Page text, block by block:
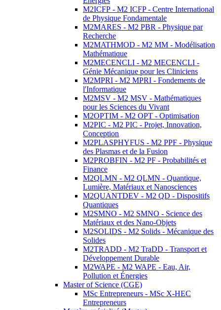
M2ICFP - M2 ICFP - Centre International
de Physique Fondamentale
M2MARES - M2 PBR - Physique par
Recherche
M2MATHMOD - M2 MM - Modélisation
Mathématique
M2MECENCLI - M2 MECENCLI -
Génie Mécanique pour les Cliniciens
M2MPRI - M2 MPRI - Fondements de
l'Informatique
M2MSV - M2 MSV - Mathématiques
pour les Sciences du Vivant
M2OPTIM - M2 OPT - Optimisation
M2PIC - M2 PIC - Projet, Innovation,
Conception
M2PLASPHYFUS - M2 PPF - Physique
des Plasmas et de la Fusion
M2PROBFIN - M2 PF - Probabilités et
Finance
M2QLMN - M2 QLMN - Quantique,
Lumière, Matériaux et Nanosciences
M2QUANTDEV - M2 QD - Dispositifs
Quantiques
M2SMNO - M2 SMNO - Science des
Matériaux et des Nano-Objets
M2SOLIDS - M2 Solids - Mécanique des
Solides
M2TRADD - M2 TraDD - Transport et
Développement Durable
M2WAPE - M2 WAPE - Eau, Air,
Pollution et Énergies
Master of Science (CGE)
MSc Entrepreneurs - MSc X-HEC
Entrepreneurs